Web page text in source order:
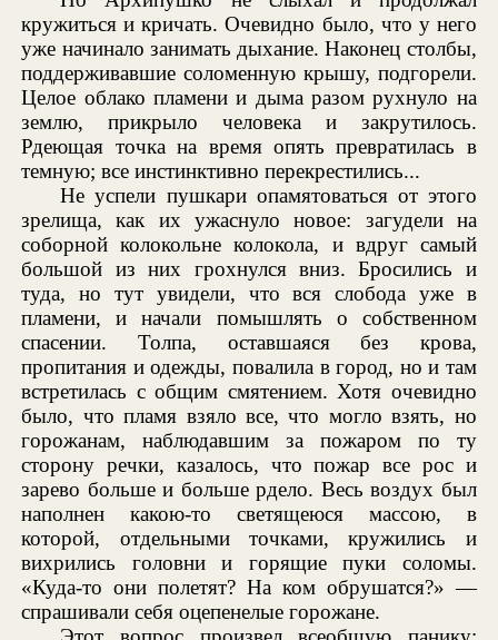
кружиться и кричать. Очевидно было, что у него
уже начинало занимать дыхание. Наконец столбы,
поддерживавшие соломенную крышу, подгорели.
Целое облако пламени и дыма разом рухнуло на
землю, прикрыло человека и закрутилось.
Рдеющая точка на время опять превратилась в
темную; все инстинктивно перекрестились...
Не успели пушкари опамятоваться от этого
зрелища, как их ужаснуло новое: загудели на
соборной колокольне колокола, и вдруг самый
большой из них грохнулся вниз. Бросились и
туда, но тут увидели, что вся слобода уже в
пламени, и начали помышлять о собственном
спасении. Толпа, оставшаяся без крова,
пропитания и одежды, повалила в город, но и там
встретилась с общим смятением. Хотя очевидно
было, что пламя взяло все, что могло взять, но
горожанам, наблюдавшим за пожаром по ту
сторону речки, казалось, что пожар все рос и
зарево больше и больше рдело. Весь воздух был
наполнен какою-то светящеюся массою, в
которой, отдельными точками, кружились и
вихрились головни и горящие пуки соломы.
«Куда-то они полетят? На ком обрушатся?» —
спрашивали себя оцепенелые горожане.